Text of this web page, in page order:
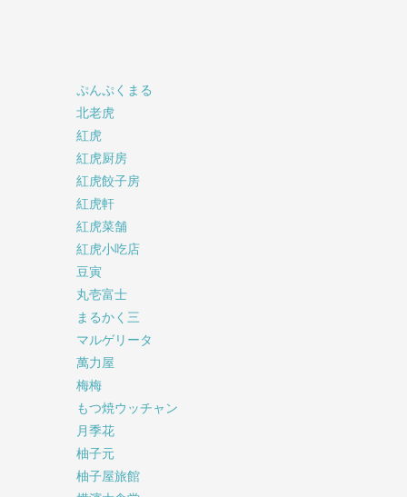
ぷんぷくまる
北老虎
紅虎
紅虎厨房
紅虎餃子房
紅虎軒
紅虎菜舗
紅虎小吃店
豆寅
丸壱富士
まるかく三
マルゲリータ
萬力屋
梅梅
もつ焼ウッチャン
月季花
柚子元
柚子屋旅館